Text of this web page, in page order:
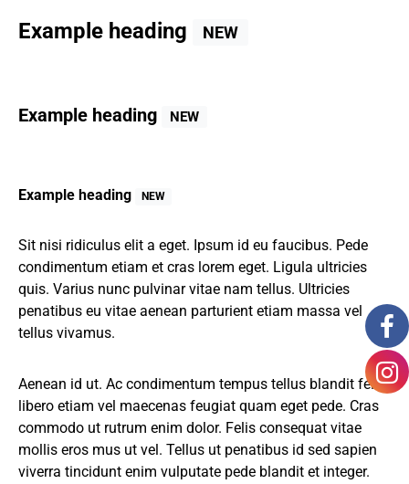
Example heading NEW
Example heading NEW
Example heading NEW
Sit nisi ridiculus elit a eget. Ipsum id eu faucibus. Pede
condimentum etiam et cras lorem eget. Ligula ultricies
quis. Varius nunc pulvinar vitae nam tellus. Ultricies
penatibus eu vitae aenean parturient etiam massa vel
tellus vivamus.
Aenean id ut. Ac condimentum tempus tellus blandit felis
libero etiam vel maecenas feugiat quam eget pede. Cras
commodo ut rutrum enim dolor. Felis consequat vitae
mollis eros mus ut vel. Tellus ut penatibus id sed sapien
viverra tincidunt enim vulputate pede blandit et integer.